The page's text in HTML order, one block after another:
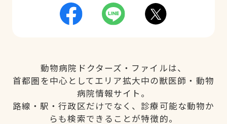
動物病院ドクターズ・ファイルは、
首都圏を中心としてエリア拡大中の獣医師・動物
病院情報サイト。
路線・駅・行政区だけでなく、診療可能な動物か
らも検索できることが特徴的。